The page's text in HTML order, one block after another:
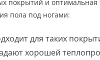
покрытий и
пола под ногами:
для таких
хорошей